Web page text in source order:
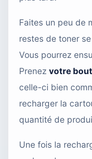
Faites un peu de
restes de toner
Vous pourrez
Prenez votre
celle-ci bien
recharger la
quantité de
Une fois la